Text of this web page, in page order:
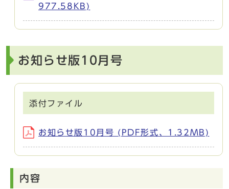
977.58KB)
お知らせ版10月号
添付ファイル
お知らせ版10月号 (PDF形式、1.32MB)
内容